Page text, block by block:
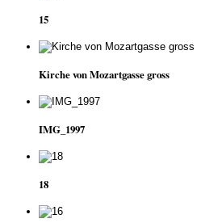
15
Kirche von Mozartgasse gross
IMG_1997
18